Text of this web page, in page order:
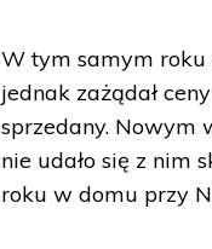
W tym samym roku
jednak zażądał
sprzedany. Nowym
nie udało się z nim
roku w domu przy